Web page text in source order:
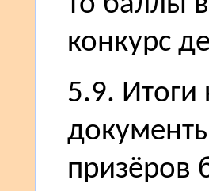
конкурс
5.9. Итоги
призёров